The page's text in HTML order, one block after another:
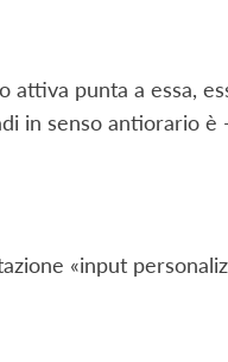
punta a essa,
in senso antiorario è
«input